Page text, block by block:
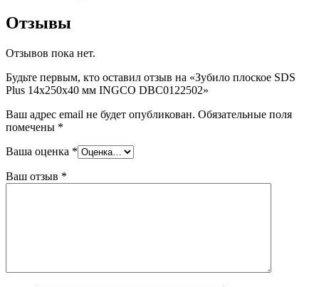
Отзывы
Отзывов пока нет.
Будьте первым, кто оставил отзыв на «Зубило плоское SDS
Plus 14x250x40 мм INGCO DBC0122502»
Ваш адрес email не будет опубликован. Обязательные поля
помечены *
Ваша оценка *
Ваш отзыв *